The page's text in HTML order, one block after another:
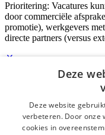
Prioritering: Vacatures
door commerciële
promotie), werkgevers
directe partners (versus
Inloggen als bedrijf
E-mail*
Wachtwoord
Deze
Deze website
verbeteren. Door onze
cookies in